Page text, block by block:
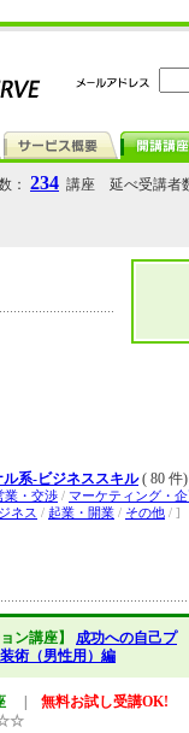
： 234 講座 延べ受講者
系-ビジネススキル( 80 件)
業・交渉 / マーケティング・
ネス / 起業・開業 / その他 / ]
ン講座】 成功への自己プ
術（男性用）編
無料お試し受講OK!
☆